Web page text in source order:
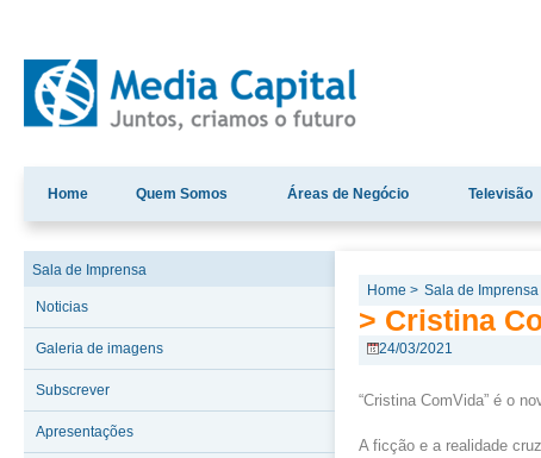
Home Quem Somos Áreas de Negócio Televisão
Sala de Imprensa
Noticias
Galeria de imagens
Subscrever
Apresentações
Home > Sala de Imprensa
> Cristina
24/03/2021
“Cristina ComVida” é o
A ficção e a realidade